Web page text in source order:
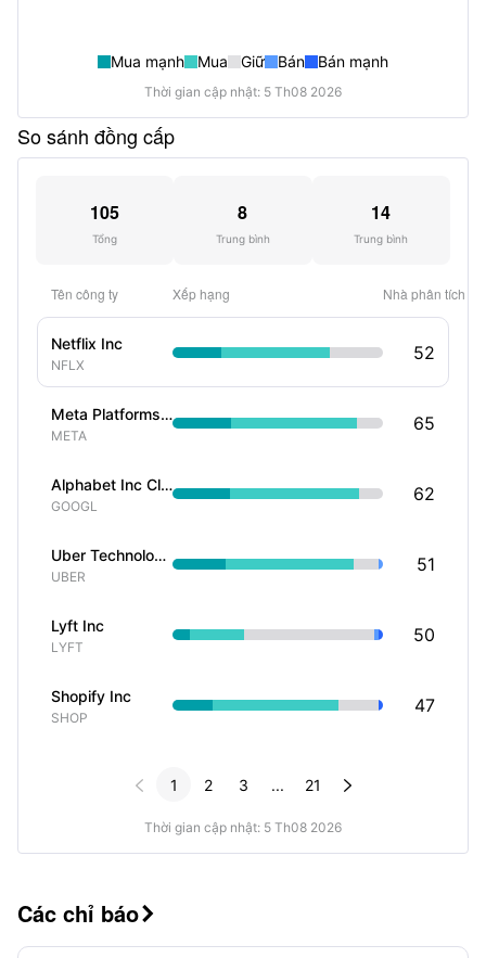
Mua mạnh Mua Giữ Bán Bán mạnh
Thời gian cập nhật: 5 Th08 2026
So sánh đồng cấp
105
Tổng
8
Trung bình
14
Trung bình
Tên công ty Xếp hạng Nhà phân tích
Netflix Inc
NFLX
52
Meta Platforms Inc
META
65
Alphabet Inc Class A
GOOGL
62
Uber Technologies Inc
UBER
51
Lyft Inc
LYFT
50
Shopify Inc
SHOP
47
 1 2 3 ... 21 
Thời gian cập nhật: 5 Th08 2026
Các chỉ báo